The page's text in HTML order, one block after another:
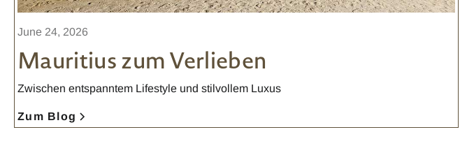
June 24, 2026
Mauritius zum Verlieben
Zwischen entspanntem Lifestyle und stilvollem Luxus
Zum Blog